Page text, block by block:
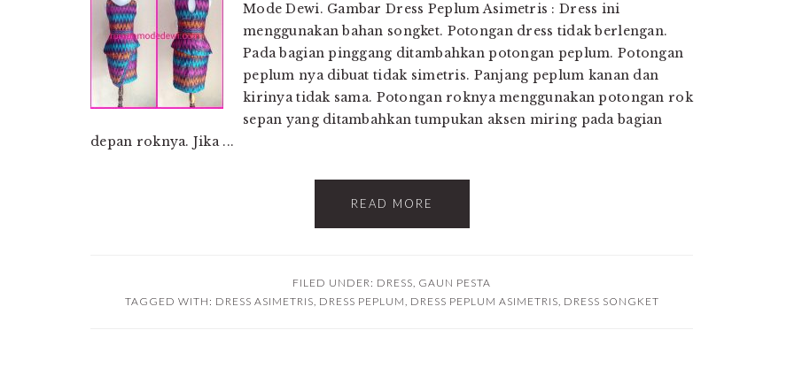
Mode Dewi. Gambar Dress Peplum Asimetris : Dress ini
menggunakan bahan songket. Potongan dress tidak berlengan.
Pada bagian pinggang ditambahkan potongan peplum. Potongan
peplum nya dibuat tidak simetris. Panjang peplum kanan dan
kirinya tidak sama. Potongan roknya menggunakan potongan rok
sepan yang ditambahkan tumpukan aksen miring pada bagian
depan roknya. Jika ...
READ MORE
FILED UNDER: DRESS, GAUN PESTA
TAGGED WITH: DRESS ASIMETRIS, DRESS PEPLUM, DRESS PEPLUM ASIMETRIS, DRESS SONGKET